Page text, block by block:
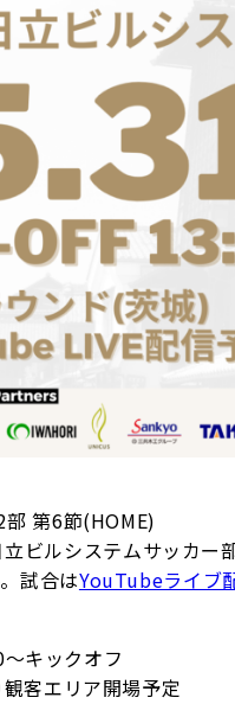
第6節(HOME)
立ビルシステムサッカー
試合はYouTubeライブ
キックオフ
客エリア開場予定